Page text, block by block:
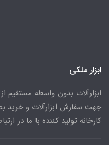
ابزار ملکی
ابزارآلات بدون واسطه مستقیم از
جهت سفارش ابزارآلات و خرید
کارخانه تولید کننده با ما در